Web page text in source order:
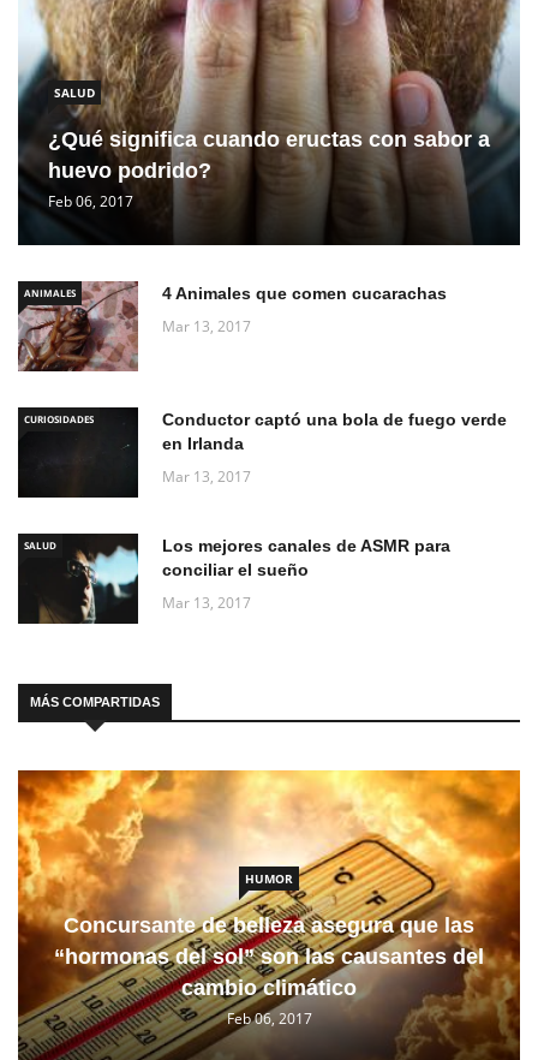
SALUD
¿Qué significa cuando eructas con sabor a
huevo podrido?
Feb 06, 2017
ANIMALES 4 Animales que comen cucarachas
Mar 13, 2017
CURIOSIDADES
Conductor captó una bola de fuego verde
en Irlanda
Mar 13, 2017
SALUD
Los mejores canales de ASMR para
conciliar el sueño
Mar 13, 2017
MÁS COMPARTIDAS
HUMOR
Concursante de belleza asegura que las
“hormonas del sol” son las causantes del
cambio climático
Feb 06, 2017